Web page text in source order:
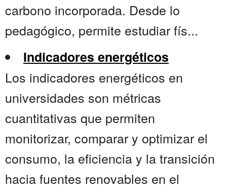
carbono incorporada. Desde lo
pedagógico, permite estudiar fís...
Indicadores energéticos
Los indicadores energéticos en
universidades son métricas
cuantitativas que permiten
monitorizar, comparar y optimizar el
consumo, la eficiencia y la transición
hacia fuentes renovables en el